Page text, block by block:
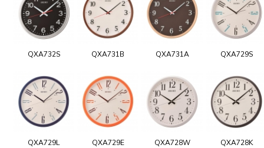
QXA732S QXA731B QXA731A QXA729S
QXA729L QXA729E QXA728W QXA728K